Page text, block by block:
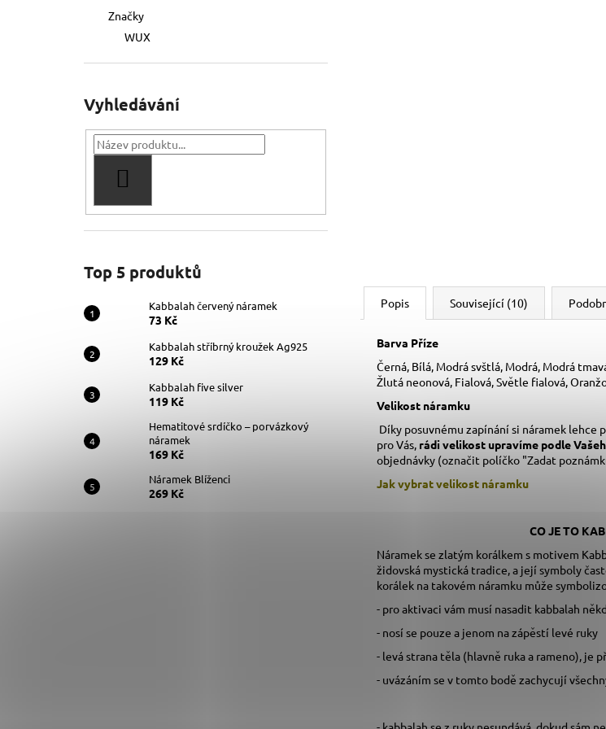
Značky
WUX
Vyhledávání
Top 5 produktů
Kabbalah červený náramek
73 Kč
Kabbalah stříbrný kroužek Ag925
129 Kč
Kabbalah five silver
119 Kč
Hematitové srdíčko – porvázkový
náramek
169 Kč
Náramek Blíženci
269 Kč
Popis Související (10)
Barva Příze
Černá, Bílá, Modrá svštlá, Modrá, Modrá
Žlutá neonová, Fialová, Světle fialová,
Velikost náramku
Díky posuvnému zapínání si náramek lehce
pro Vás, rádi velikost upravíme podle
objednávky (označit políčko "Zadat
Jak vybrat velikost náramku
CO JE TO
Náramek se zlatým korálkem s motivem
židovská mystická tradice, a její symboly
korálek na takovém náramku může
- pro aktivaci vám musí nasadit kabbalah
- nosí se pouze a jenom na zápěstí levé ruky
- levá strana těla (hlavně ruka a rameno), je
- uvázáním se v tomto bodě zachycují